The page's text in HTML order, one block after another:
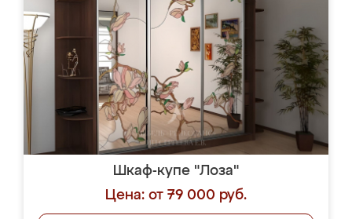
Шкаф-купе "Лоза"
Цена: от 79 000 руб.